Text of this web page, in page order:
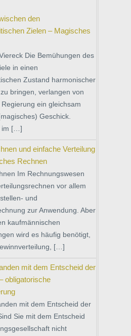
den
Zielen – Magisches
Die Bemühungen des
in einen
Zustand harmonischer
bringen, verlangen von
ein gleichsam
Geschick.
im […]
und einfache Verteilung
Rechnen
Im Rechnungswesen
vor allem
und
zur Anwendung. Aber
kaufmännischen
wird es häufig benötigt,
[…]
mit dem Entscheid der
obligatorische
mit dem Entscheid der
Sie mit dem Entscheid
nicht